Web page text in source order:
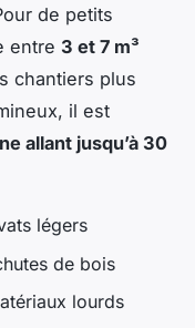
de petits
entre 3 et 7 m³
chantiers plus
il est
allant jusqu’à 30
légers
de bois
lourds